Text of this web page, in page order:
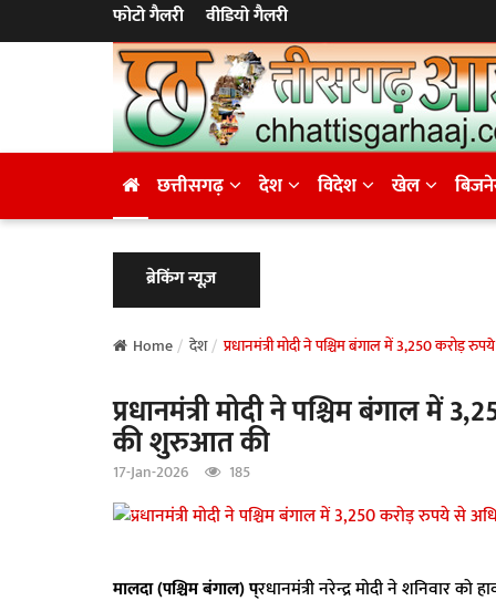
फोटो गैलरी वीडियो गैलरी
छत्तीसगढ़ देश विदेश खेल
ब्रेकिंग न्यूज़
Home देश प्रधानमंत्री मोदी ने पश्चिम बंगाल में 3,250
प्रधानमंत्री मोदी ने पश्चिम बंगाल
की शुरुआत की
17-Jan-2026 185
मालदा (पश्चिम बंगाल) प्रधानमंत्री नरेन्द्र मोदी ने शनिवार